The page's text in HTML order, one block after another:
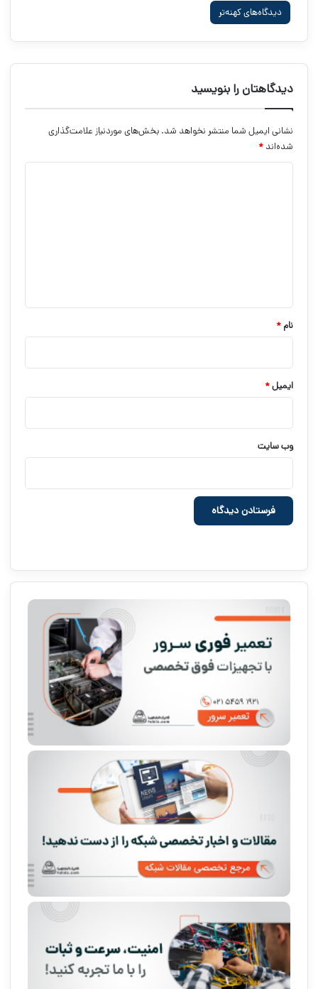
راهبری
دیدگاه‌ها
دیدگاه‌های کهنه‌تر
دیدگاهتان را بنویسید
نشانی ایمیل شما منتشر نخواهد شد. بخش‌های موردنیاز علامت‌گذاری
شده‌اند *
نام *
ایمیل*
وب‌ سایت